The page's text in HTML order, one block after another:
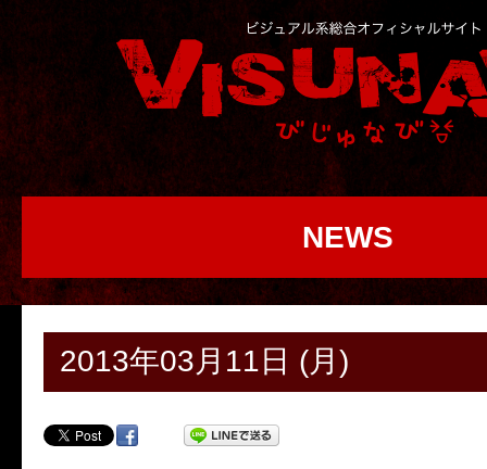
NEWS
2013年03月11日 (月)